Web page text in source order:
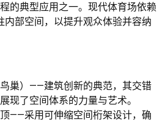
的典型应用之一。现代体育场依赖
内部空间，以提升观众体验并容纳
巢）——建筑创新的典范，其交错
现了空间体系的力量与艺术。
——采用可伸缩空间桁架设计，确